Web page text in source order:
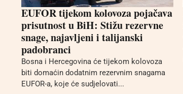
EUFOR tijekom kolovoza pojačava
prisutnost u BiH: Stižu rezervne
snage, najavljeni i talijanski
padobranci
Bosna i Hercegovina će tijekom kolovoza
biti domaćin dodatnim rezervnim snagama
EUFOR-a, koje će sudjelovati...